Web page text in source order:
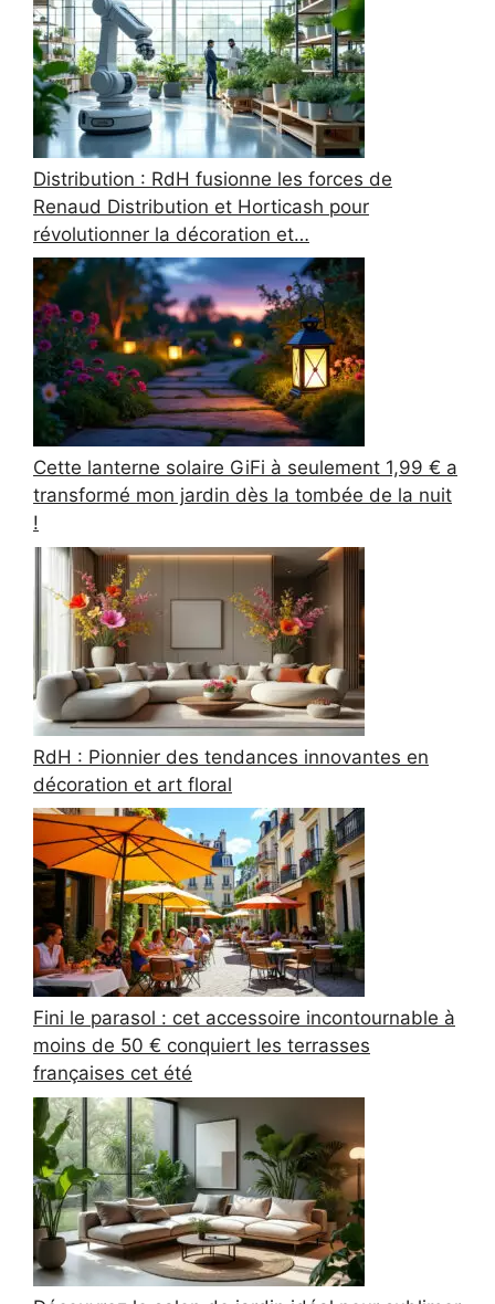
Distribution : RdH fusionne les forces de
Renaud Distribution et Horticash pour
révolutionner la décoration et…
Cette lanterne solaire GiFi à seulement 1,99 € a
transformé mon jardin dès la tombée de la nuit
!
RdH : Pionnier des tendances innovantes en
décoration et art floral
Fini le parasol : cet accessoire incontournable à
moins de 50 € conquiert les terrasses
françaises cet été